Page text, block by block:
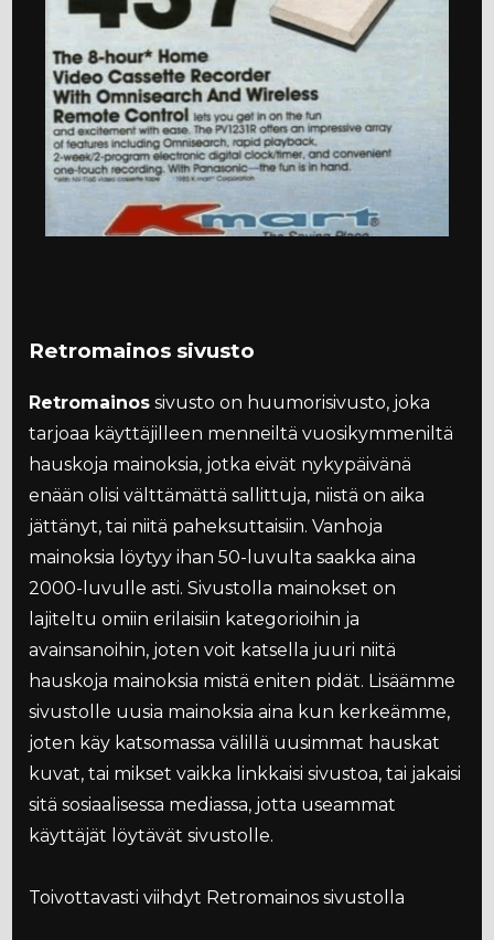
Retromainos sivusto
Retromainos sivusto on huumorisivusto, joka
tarjoaa käyttäjilleen menneiltä vuosikymmeniltä
hauskoja mainoksia, jotka eivät nykypäivänä
enään olisi välttämättä sallittuja, niistä on aika
jättänyt, tai niitä paheksuttaisiin. Vanhoja
mainoksia löytyy ihan 50-luvulta saakka aina
2000-luvulle asti. Sivustolla mainokset on
lajiteltu omiin erilaisiin kategorioihin ja
avainsanoihin, joten voit katsella juuri niitä
hauskoja mainoksia mistä eniten pidät. Lisäämme
sivustolle uusia mainoksia aina kun kerkeämme,
joten käy katsomassa välillä uusimmat hauskat
kuvat, tai mikset vaikka linkkaisi sivustoa, tai jakaisi
sitä sosiaalisessa mediassa, jotta useammat
käyttäjät löytävät sivustolle.
Toivottavasti viihdyt Retromainos sivustolla